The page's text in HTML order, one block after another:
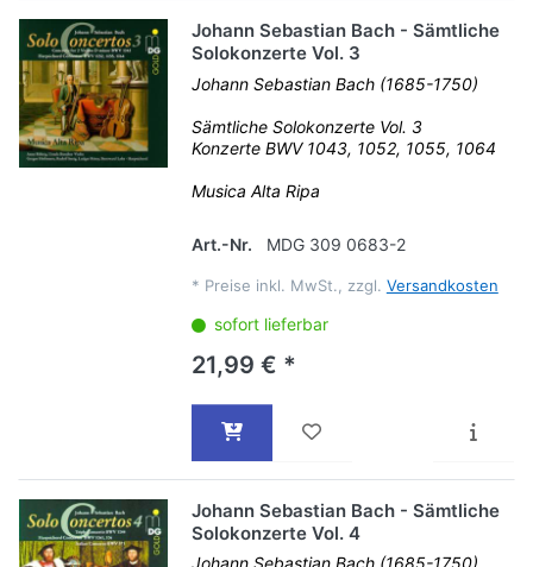
Johann Sebastian Bach - Sämtliche
Solokonzerte Vol. 3
Johann Sebastian Bach (1685-1750)
Sämtliche Solokonzerte Vol. 3
Konzerte BWV 1043, 1052, 1055, 1064
Musica Alta Ripa
Art.-Nr. MDG 309 0683-2
* Preise inkl. MwSt., zzgl. Versandkosten
sofort lieferbar
21,99 € *
Johann Sebastian Bach - Sämtliche
Solokonzerte Vol. 4